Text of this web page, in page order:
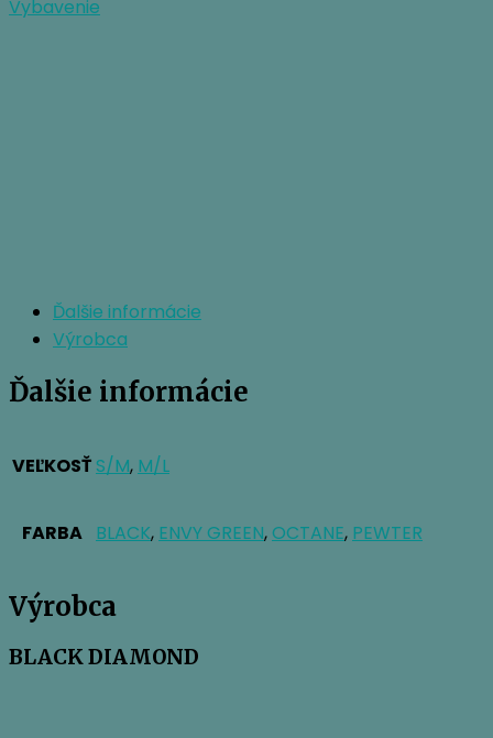
Vybavenie
Ďalšie informácie
Výrobca
Ďalšie informácie
VEĽKOSŤ S/M, M/L
FARBA BLACK, ENVY GREEN,OCTANE, PEWTER
Výrobca
BLACK DIAMOND